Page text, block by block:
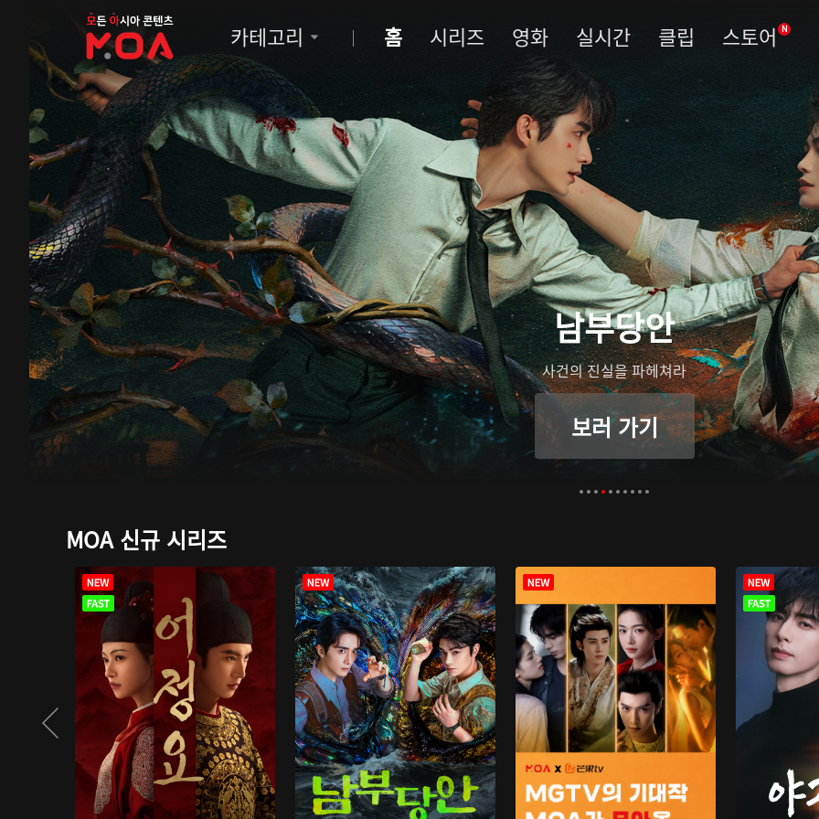
MOA
카테고리 홈 시리즈 영화 실시간 클립 스토어 N
남부당안
사건의 진실을 파헤쳐라
보러 가기
MOA 신규 시리즈